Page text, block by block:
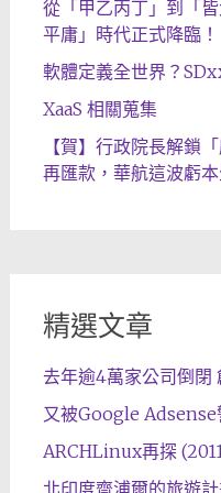
從「甲乙丙丁」到「
平庸」時代正式降臨！
軟體定義全世界？
XaaS 相關蒐集
【賀】行政院長解鎖
再匯款，華航這波虧
精選文章
去年逾4萬家公司倒
又被Google
ARCHLinux再探
北印度齋浦爾的旅遊